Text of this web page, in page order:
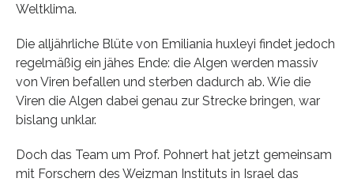
Weltklima.
Die alljährliche Blüte von Emiliania huxleyi findet jedoch
regelmäßig ein jähes Ende: die Algen werden massiv
von Viren befallen und sterben dadurch ab. Wie die
Viren die Algen dabei genau zur Strecke bringen, war
bislang unklar.
Doch das Team um Prof. Pohnert hat jetzt gemeinsam
mit Forschern des Weizman Instituts in Israel das